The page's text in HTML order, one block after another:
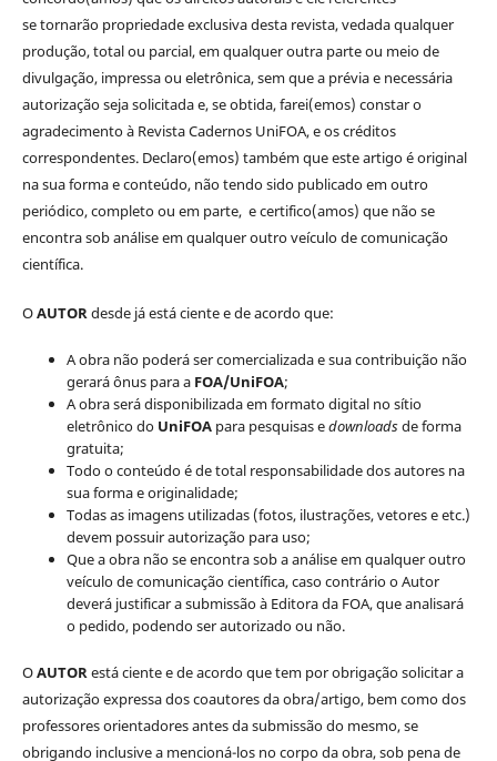
se tornarão propriedade exclusiva desta revista, vedada qualquer
produção, total ou parcial, em qualquer outra parte ou meio de
divulgação, impressa ou eletrônica, sem que a prévia e necessária
autorização seja solicitada e, se obtida, farei(emos) constar o
agradecimento à Revista Cadernos UniFOA, e os créditos
correspondentes. Declaro(emos) também que este artigo é original
na sua forma e conteúdo, não tendo sido publicado em outro
periódico, completo ou em parte, e certifico(amos) que não se
encontra sob análise em qualquer outro veículo de comunicação
científica.
OAUTORdesde já está ciente e de acordo que:
A obra não poderá ser comercializada e sua contribuição não
gerará ônus para a FOA/UniFOA;
A obra será disponibilizada em formato digital no sítio
eletrônico do UniFOApara pesquisas edownloadsde forma
gratuita;
Todo o conteúdo é de total responsabilidade dos autores na
sua forma e originalidade;
Todas as imagens utilizadas (fotos, ilustrações, vetores e etc.)
devem possuir autorização para uso;
Que a obra não se encontra sob a análise em qualquer outro
veículo de comunicação científica, caso contrário o Autor
deverá justificar a submissão à Editora da FOA, que analisará
o pedido, podendo ser autorizado ou não.
OAUTORestá ciente e de acordo que tem por obrigação solicitar a
autorização expressa dos coautores da obra/artigo, bem como dos
professores orientadores antes da submissão do mesmo, se
obrigando inclusive a mencioná-los no corpo da obra, sob pena de